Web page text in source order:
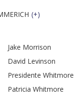
(+)
Jake Morrison
David Levinson
Presidente Whitmore
Patricia Whitmore